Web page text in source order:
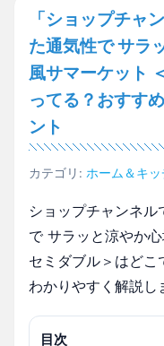
「ショップチ
た通気性で サラ
風サマーケット
ってる？おすす
ント
カテゴリ: ホーム＆キッ
ショップチャンネ
で サラッと涼やか
セミダブル＞はどこ
わかりやすく解説し
目次